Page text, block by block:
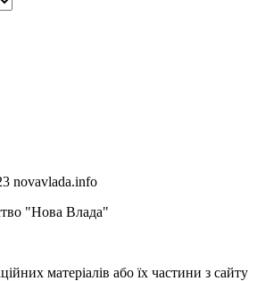
novavlada.info
"Нова Влада"
матеріалів або їх частини з сайту